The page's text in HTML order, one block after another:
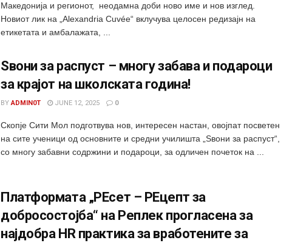
Македонија и регионот, неодамна доби ново име и нов изглед.
Новиот лик на „Alexandria Cuvée“ вклучува целосен редизајн на
етикетата и амбалажата, ...
Sвони за распуст – многу забава и подароци
за крајот на школската година!
BY ADMIN0T JUNE 12, 2025 0
Скопје Сити Мол подготвува нов, интересен настан, овојпат посветен
на сите ученици од основните и средни училишта „Sвони за распуст“,
со многу забавни содржини и подароци, за одличен почеток на ...
Платформата „РЕсет – РЕцепт за
добросостојба“ на Реплек прогласена за
најдобра HR практика за вработените за